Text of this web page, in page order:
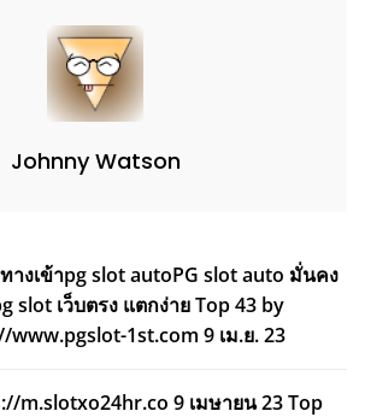
Johnny Watson
ทางเข้าpg slot autoPG slot auto มั่นคง
slot เว็บตรง แตกง่าย Top 43 by
1st.com 9 เม.ย. 23
m.slotxo24hr.co 9 เมษายน 23 Top